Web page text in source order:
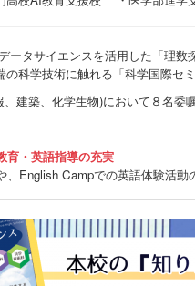
タサイエンスを活用した「理数
科学技術に触れる「科学国際セミ
建築、化学生物)において８名委
育・英語指導の充実
、English Campでの英語体験活動